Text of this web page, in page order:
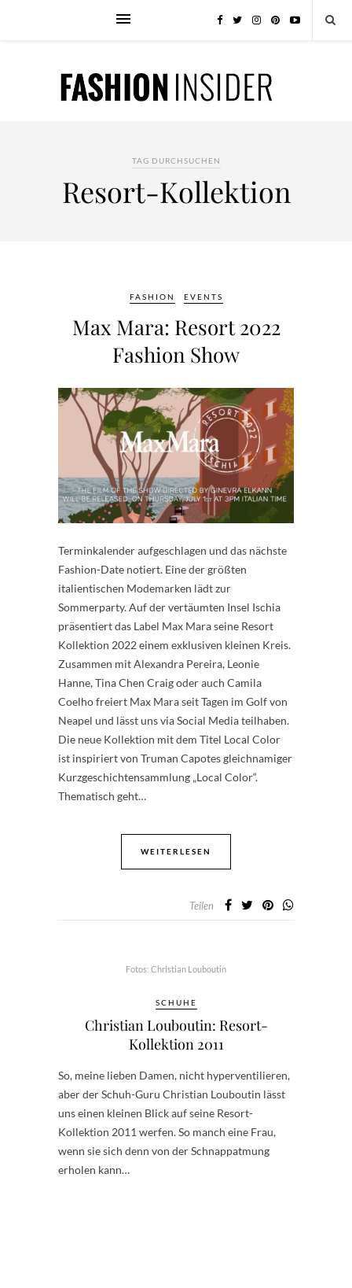
TAG DURCHSUCHEN
Resort-Kollektion
FASHION EVENTS
Max Mara: Resort 2022
Fashion Show
Terminkalender aufgeschlagen und das nächste
Fashion-Date notiert. Eine der größten
italientischen Modemarken lädt zur
Sommerparty. Auf der vertäumten Insel Ischia
präsentiert das Label Max Mara seine Resort
Kollektion 2022 einem exklusiven kleinen Kreis.
Zusammen mit Alexandra Pereira, Leonie
Hanne, Tina Chen Craig oder auch Camila
Coelho freiert Max Mara seit Tagen im Golf von
Neapel und lässt uns via Social Media teilhaben.
Die neue Kollektion mit dem Titel Local Color
ist inspiriert von Truman Capotes gleichnamiger
Kurzgeschichtensammlung „Local Color“.
Thematisch geht…
WEITERLESEN
Teilen
Fotos: Christian Louboutin
SCHUHE
Christian Louboutin: Resort-
Kollektion 2011
So, meine lieben Damen, nicht hyperventilieren,
aber der Schuh-Guru Christian Louboutin lässt
uns einen kleinen Blick auf seine Resort-
Kollektion 2011 werfen. So manch eine Frau,
wenn sie sich denn von der Schnappatmung
erholen kann…